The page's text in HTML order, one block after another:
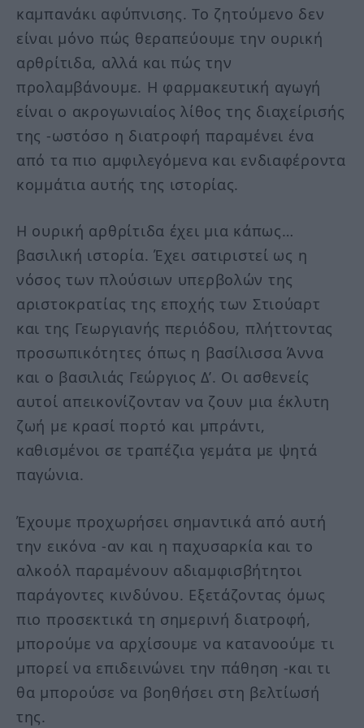
καμπανάκι αφύπνισης. Το ζητούμενο δεν
είναι μόνο πώς θεραπεύουμε την ουρική
αρθρίτιδα, αλλά και πώς την
προλαμβάνουμε. Η φαρμακευτική αγωγή
είναι ο ακρογωνιαίος λίθος της διαχείρισής
της -ωστόσο η διατροφή παραμένει ένα
από τα πιο αμφιλεγόμενα και ενδιαφέροντα
κομμάτια αυτής της ιστορίας.
Η ουρική αρθρίτιδα έχει μια κάπως…
βασιλική ιστορία. Έχει σατιριστεί ως η
νόσος των πλούσιων υπερβολών της
αριστοκρατίας της εποχής των Στιούαρτ
και της Γεωργιανής περιόδου, πλήττοντας
προσωπικότητες όπως η βασίλισσα Άννα
και ο βασιλιάς Γεώργιος Δ’. Οι ασθενείς
αυτοί απεικονίζονταν να ζουν μια έκλυτη
ζωή με κρασί πορτό και μπράντι,
καθισμένοι σε τραπέζια γεμάτα με ψητά
παγώνια.
Έχουμε προχωρήσει σημαντικά από αυτή
την εικόνα -αν και η παχυσαρκία και το
αλκοόλ παραμένουν αδιαμφισβήτητοι
παράγοντες κινδύνου. Εξετάζοντας όμως
πιο προσεκτικά τη σημερινή διατροφή,
μπορούμε να αρχίσουμε να κατανοούμε τι
μπορεί να επιδεινώνει την πάθηση -και τι
θα μπορούσε να βοηθήσει στη βελτίωσή
της.